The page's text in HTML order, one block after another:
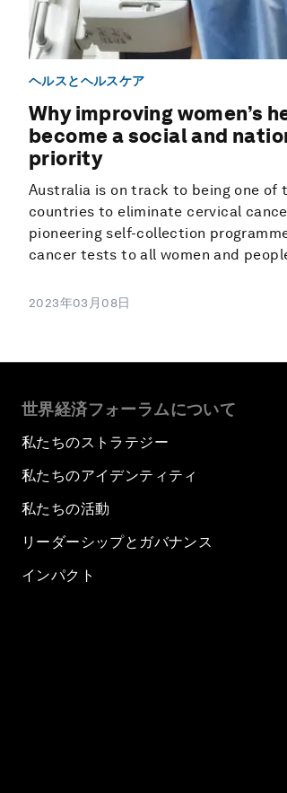
ヘルスとヘルスケア
Why improving women’s
become a social and
priority
Australia is on track to being one of
countries to eliminate cervical
pioneering self-collection
cancer tests to all women and
2023年03月08日
世界経済フォーラムについて
私たちのストラテジー
私たちのアイデンティティ
私たちの活動
リーダーシップとガバナンス
インパクト